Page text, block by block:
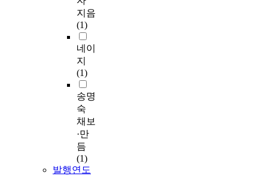
지음
(1)
네이
지
(1)
송명
숙
채보
·만
듬
(1)
발행연도